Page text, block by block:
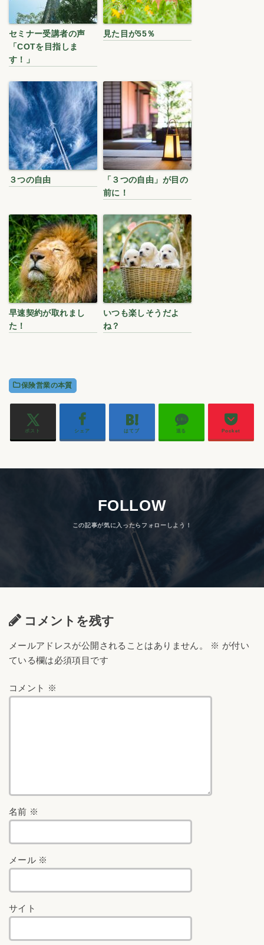
セミナー受講者の声
「COTを目指しま
す！」
見た目が55％
３つの自由
「３つの自由」が目の
前に！
早速契約が取れまし
た！
いつも楽しそうだよ
ね？
保険営業の本質
ポスト シェア はてブ 送る Pocket
FOLLOW
コメントを残す
メールアドレスが公開されることはありません。 ※ が付い
ている欄は必須項目です
コメント ※
名前 ※
メール ※
サイト